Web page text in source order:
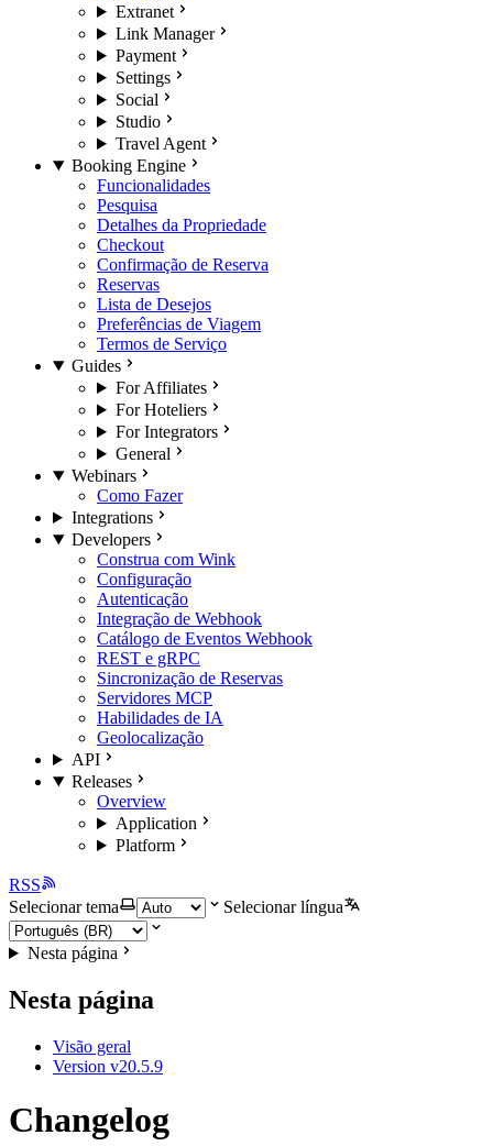
Extranet
Link Manager
Payment
Settings
Social
Studio
Travel Agent
Booking Engine
Funcionalidades
Pesquisa
Detalhes da Propriedade
Checkout
Confirmação de Reserva
Reservas
Lista de Desejos
Preferências de Viagem
Termos de Serviço
Guides
For Affiliates
For Hoteliers
For Integrators
General
Webinars
Como Fazer
Integrations
Developers
Construa com Wink
Configuração
Autenticação
Integração de Webhook
Catálogo de Eventos Webhook
REST e gRPC
Sincronização de Reservas
Servidores MCP
Habilidades de IA
Geolocalização
API
Releases
Overview
Application
Platform
RSS
Selecionar tema
Selecionar língua
Nesta página
Nesta página
Visão geral
Version v20.5.9
Changelog